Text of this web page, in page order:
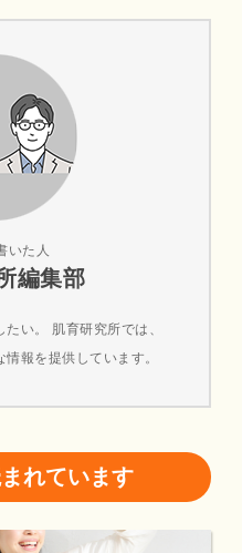
いた人
編集部
い。 肌育研究所では、
報を提供しています。
れています